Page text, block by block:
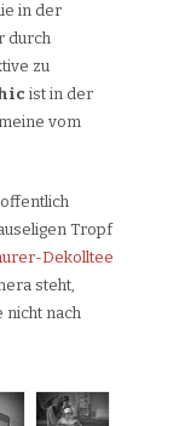
in der
durch
zu
ist in der
vom
Tropf
Dekolltee
steht,
nicht nach